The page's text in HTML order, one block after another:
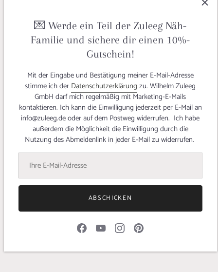
Stoffinnovation aus dem Hause Zuleeg mit der Garantie für ein
langlebiges Produkt, das nachhaltigst hergestellt wird und die
Umweltressourcen schont.
Wollfeinheit 28-30my.
Deiner Bestellung liegt ein Original 'German Tweed'-Webetikett
bei!
Steffi hat sich aus diesem zeitlosen Klassiker in edler
Farbnuance eine sportlich schicke Bomberjacke nach dem
Schnittmuster "Tiffany" vonSchnittmuster Berlingenäht!
Details German Tweed
STOFFBREITE 145/150 cm
MATERIAL 100% Wolle
GEWICHT 400 g/lfm
ARTIKELNR. 60009-001-41
💌 Werde ein Teil der Zuleeg Näh-
Familie und sichere dir einen 10%-
Gutschein!
Mit der Eingabe und Bestätigung meiner E-Mail-Adresse
stimme ich der Datenschutzerklärung zu. Wilhelm Zuleeg
GmbH darf mich regelmäßig mit Marketing-E-Mails
kontaktieren. Ich kann die Einwilligung jederzeit per E-Mail an
info@zuleeg.de oder auf dem Postweg widerrufen. Ich habe
außerdem die Möglichkeit die Einwilligung durch die
Nutzung des Abmeldenlink in jeder E-Mail zu widerrufen.
ABSCHICKEN